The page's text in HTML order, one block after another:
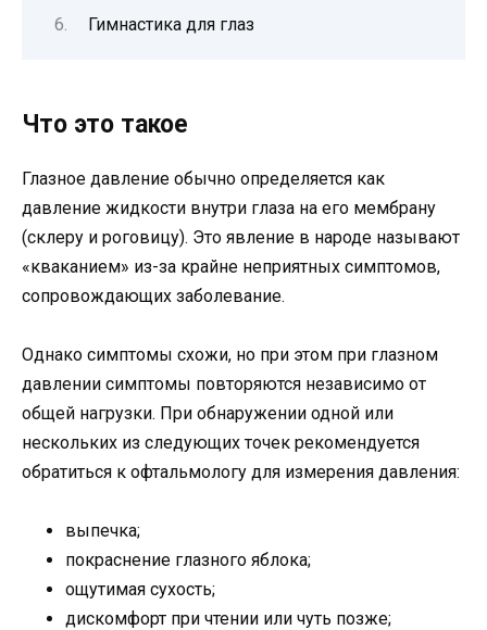
Гимнастика для глаз
Что это такое
Глазное давление обычно определяется как
давление жидкости внутри глаза на его мембрану
(склеру и роговицу). Это явление в народе называют
«кваканием» из-за крайне неприятных симптомов,
сопровождающих заболевание.
Однако симптомы схожи, но при этом при глазном
давлении симптомы повторяются независимо от
общей нагрузки. При обнаружении одной или
нескольких из следующих точек рекомендуется
обратиться к офтальмологу для измерения давления:
выпечка;
покраснение глазного яблока;
ощутимая сухость;
дискомфорт при чтении или чуть позже;